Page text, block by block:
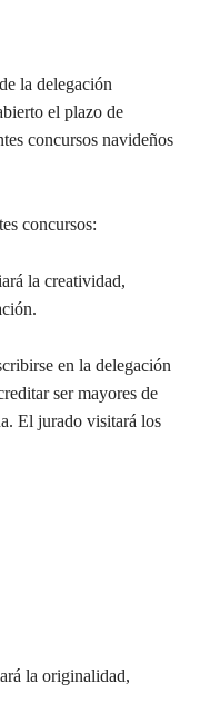
la delegación
el plazo de
concursos navideños
concursos:
la creatividad,
en la delegación
ser mayores de
El jurado visitará los
la originalidad,